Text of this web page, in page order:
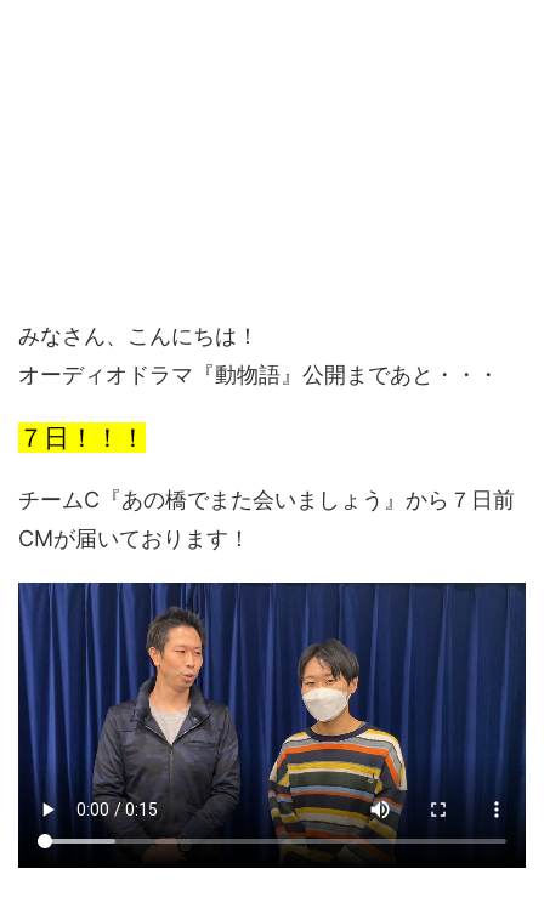
みなさん、こんにちは！
オーディオドラマ『動物語』公開まであと・・・
７日！！！
チームC『あの橋でまた会いましょう』から７日前
CMが届いております！